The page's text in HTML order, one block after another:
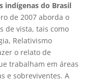
indígenas do Brasil
de 2007 aborda o
de vista, tais como
Relativismo
o relato de
trabalham em áreas
e sobreviventes. A